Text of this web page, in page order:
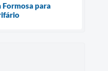
Formosa para